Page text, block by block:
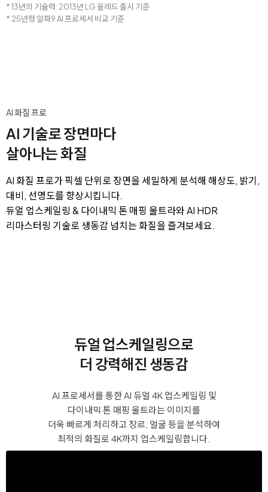
* 13년의 기술력: 2013년 LG 올레드 출시 기준
* 25년형 알파9 AI 프로세서 비교 기준
AI 화질 프로
AI 기술로 장면마다
살아나는 화질
AI 화질 프로가 픽셀 단위로 장면을 세밀하게 분석해 해상도, 밝기,
대비, 선명도를 향상시킵니다.
듀얼 업스케일링 & 다이내믹 톤 매핑 울트라와 AI HDR
리마스터링 기술로 생동감 넘치는 화질을 즐겨보세요.
듀얼 업스케일링으로
더 강력해진 생동감
AI 프로세서를 통한 AI 듀얼 4K 업스케일링 및
다이내믹 톤 매핑 울트라는 이미지를
더욱 빠르게 처리하고 장르, 얼굴 등을 분석하여
최적의 화질로 4K까지 업스케일링합니다.